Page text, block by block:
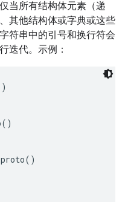
当所有结构体元素（递
其他结构体或字典或这些
符串中的引号和换行符会
迭代。示例：